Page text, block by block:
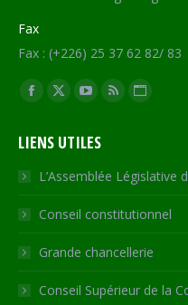
Fax
Fax : (+226) 25 37 62 82/ 83
Trouvez nous sur :
Facebook
opens
in
new
window
X
opens
in
new
window
YouTube
opens
in
new
window
RSS
in
new
window
Site
opens
in
new
LIENS UTILES
L’Assemblée Législative
Conseil constitutionnel
Grande chancellerie
Conseil Supérieur de la